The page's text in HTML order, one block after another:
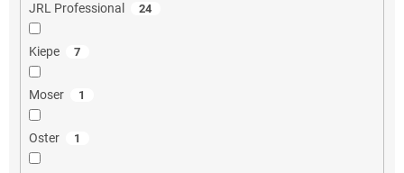
JRL Professional 24
Kiepe 7
Moser 1
Oster 1